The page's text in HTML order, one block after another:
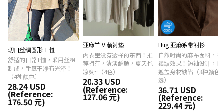
切口丝绸圆形 T 恤
舒适的日常T恤，采用丝棉
制成，手感干净有光泽！
（4种颜色）
28.24 USD
(Reference:
176.50 元)
亚麻羊 V 领衬垫
内衣里没有这样的东西！推
荐拥有，清淡酥脆，夏天也
凉爽~（4色）
20.33 USD
(Reference:
127.06 元)
Hug 亚麻系带衬衫
自然时尚的麻布面料，
褶皱效果！短袖设计，
遮盖身材缺陷（3种颜
选）
36.71 USD
(Reference:
229.44 元)